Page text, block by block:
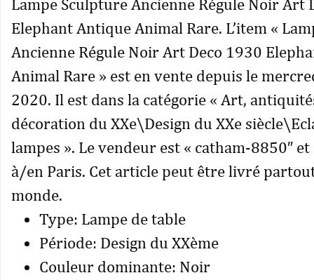
Lampe Sculpture Ancienne Régule Noir Art
Elephant Antique Animal Rare. L’item «
Ancienne Régule Noir Art Deco 1930
Animal Rare » est en vente depuis le
2020. Il est dans la catégorie « Art,
décoration du XXe\Design du XXe
lampes ». Le vendeur est « catham-8850″
à/en Paris. Cet article peut être livré
monde.
Type: Lampe de table
Période: Design du XXème
Couleur dominante: Noir